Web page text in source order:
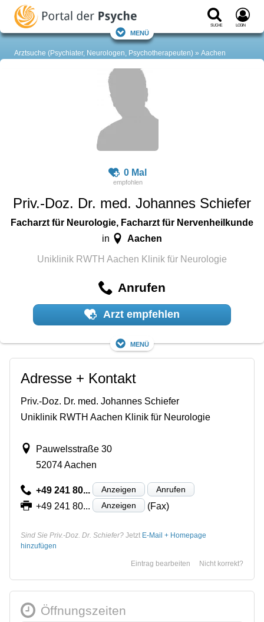
Suche Login
Menü
Arztsuche (Psychiater, Neurologen, Psychotherapeuten) Aachen
0 Mal
Priv.-Doz. Dr. med. Johannes Schiefer
Facharzt für Neurologie, Facharzt für Nervenheilkunde
in Aachen
Uniklinik RWTH Aachen Klinik für Neurologie
Anrufen
Arzt empfehlen
Menü
Adresse + Kontakt
Priv.-Doz. Dr. med. Johannes Schiefer
Uniklinik RWTH Aachen Klinik für Neurologie
Pauwelsstraße 30
52074 Aachen
+49 241 80... Anzeigen Anrufen
+49 241 80... Anzeigen (Fax)
Sind Sie Priv.-Doz. Dr. Schiefer? Jetzt E-Mail + Homepage
hinzufügen
Nicht korrekt?
Eintrag bearbeiten
Öffnungszeiten